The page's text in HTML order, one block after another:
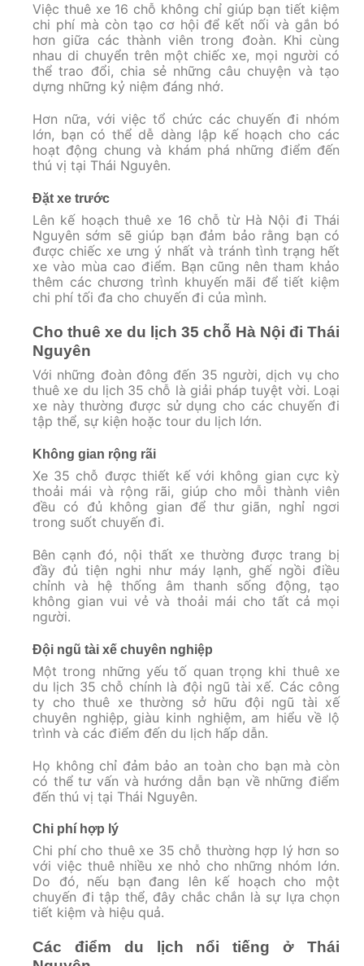
Việc thuê xe 16 chỗ không chỉ giúp bạn tiết kiệm
chi phí mà còn tạo cơ hội để kết nối và gắn bó
hơn giữa các thành viên trong đoàn. Khi cùng
nhau di chuyển trên một chiếc xe, mọi người có
thể trao đổi, chia sẻ những câu chuyện và tạo
dựng những kỷ niệm đáng nhớ.
Hơn nữa, với việc tổ chức các chuyến đi nhóm
lớn, bạn có thể dễ dàng lập kế hoạch cho các
hoạt động chung và khám phá những điểm đến
thú vị tại Thái Nguyên.
Đặt xe trước
Lên kế hoạch thuê xe 16 chỗ từ Hà Nội đi Thái
Nguyên sớm sẽ giúp bạn đảm bảo rằng bạn có
được chiếc xe ưng ý nhất và tránh tình trạng hết
xe vào mùa cao điểm. Bạn cũng nên tham khảo
thêm các chương trình khuyến mãi để tiết kiệm
chi phí tối đa cho chuyến đi của mình.
Cho thuê xe du lịch 35 chỗ Hà Nội đi Thái
Nguyên
Với những đoàn đông đến 35 người, dịch vụ cho
thuê xe du lịch 35 chỗ là giải pháp tuyệt vời. Loại
xe này thường được sử dụng cho các chuyến đi
tập thể, sự kiện hoặc tour du lịch lớn.
Không gian rộng rãi
Xe 35 chỗ được thiết kế với không gian cực kỳ
thoải mái và rộng rãi, giúp cho mỗi thành viên
đều có đủ không gian để thư giãn, nghỉ ngơi
trong suốt chuyến đi.
Bên cạnh đó, nội thất xe thường được trang bị
đầy đủ tiện nghi như máy lạnh, ghế ngồi điều
chỉnh và hệ thống âm thanh sống động, tạo
không gian vui vẻ và thoải mái cho tất cả mọi
người.
Đội ngũ tài xế chuyên nghiệp
Một trong những yếu tố quan trọng khi thuê xe
du lịch 35 chỗ chính là đội ngũ tài xế. Các công
ty cho thuê xe thường sở hữu đội ngũ tài xế
chuyên nghiệp, giàu kinh nghiệm, am hiểu về lộ
trình và các điểm đến du lịch hấp dẫn.
Họ không chỉ đảm bảo an toàn cho bạn mà còn
có thể tư vấn và hướng dẫn bạn về những điểm
đến thú vị tại Thái Nguyên.
Chi phí hợp lý
Chi phí cho thuê xe 35 chỗ thường hợp lý hơn so
với việc thuê nhiều xe nhỏ cho những nhóm lớn.
Do đó, nếu bạn đang lên kế hoạch cho một
chuyến đi tập thể, đây chắc chắn là sự lựa chọn
tiết kiệm và hiệu quả.
Các điểm du lịch nổi tiếng ở Thái